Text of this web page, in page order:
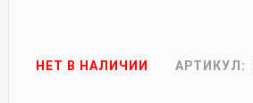
НЕТ В НАЛИЧИИ АРТИКУЛ: